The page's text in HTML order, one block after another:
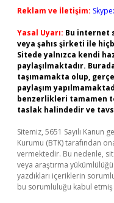
Reklam ve İletişim:
Yasal Uyarı: Bu internet
veya şahıs şirketi ile
Sitede yalnızca kendi
paylaşılmaktadır.
taşımamakta olup,
paylaşım
benzerlikleri tamamen
taslak halindedir ve
Sitemiz, 5651 Sayılı Kanun
Kurumu (BTK) tarafından
vermektedir. Bu nedenle,
veya araştırma
yazdıkları içeriklerin
bu sorumluluğu kabul etmiş